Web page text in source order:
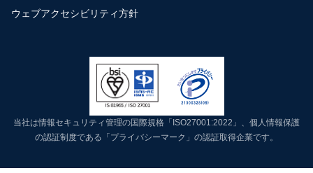
ウェブアクセシビリティ方針
当社は情報セキュリティ管理の国際規格「ISO27001:2022」、個人情報保護
の認証制度である「プライバシーマーク」の認証取得企業です。